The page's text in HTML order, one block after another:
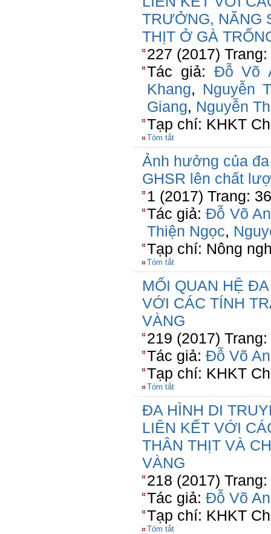
TRƯỞNG, NĂNG
THỊT Ở GÀ
227 (2017) Trang:
Tác giả: Đỗ Võ
Khang, Nguyễn
Giang, Nguyễn
Tạp chí: KHKT
Tóm tắt
Ảnh hưởng của
GHSR lên chất
1 (2017) Trang:
Tác giả:Đỗ Võ
Thiện Ngọc,
Tạp chí: Nông
Tóm tắt
MỐI QUAN HỆ
VỚI CÁC TÍNH
VÀNG
219 (2017) Trang:
Tác giả: Đỗ Võ
Tạp chí: KHKT
Tóm tắt
ĐA HÌNH DI
LIÊN KẾT VỚI
THÂN THỊT VÀ
VÀNG
218 (2017) Trang:
Tác giả: Đỗ Võ
Tạp chí: KHKT
Tóm tắt